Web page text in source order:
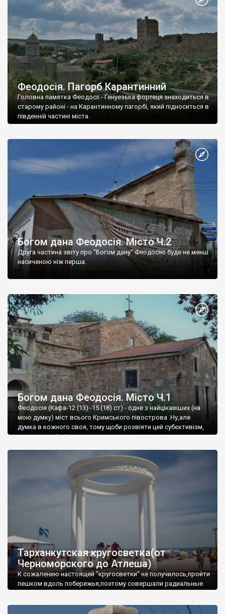
Феодосія. Пагорб Карантинний
Головна памятка Феодосії - Генуезька фортеця знаходиться в
старому районі - на Карантинному пагорбі, який підноситься в
південній частині міста.
Богом дана Феодосія. Місто Ч.2
Друга частина звіту про "Богом дану" Феодосію буде не менш
насиченою ніж перша.
Богом дана Феодосія. Місто Ч.1
Феодосія (Кафа-12 (13) -15 (18) ст) - одне з найцікавіших (на
мою думку) міст всього Кримського півострова .Ну,але
думка в кожного своя, тому щоби розвіяти цей субєктивізм,
запрошую відвідати це
Тарханкутская кругосветка(от
Черноморского до Атлеша)
К сожалению настоящей "кругосветки" не получилось,пройти
пешком вдоль побережья,поэтому совершали радиальные